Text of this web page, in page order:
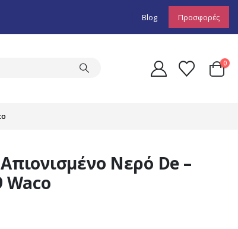
Blog Προσφορές
0
Νερό De –
Waco